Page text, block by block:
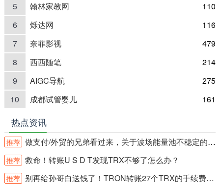
5
翰林家教网
110
6
烁达网
116
7
奈菲影视
479
8
西西随笔
214
9
AIGC导航
275
10
成都试管婴儿 161
热点资讯
推荐 做支付/外贸的兄弟看过来，关于波场能量池不稳定的坑，我帮你们踩过
推荐 救命！转账U S D T发现TRX不够了怎么办？
推荐 别再给孙哥白送钱了！TRON转账27个TRX的手续费你们真不心疼？